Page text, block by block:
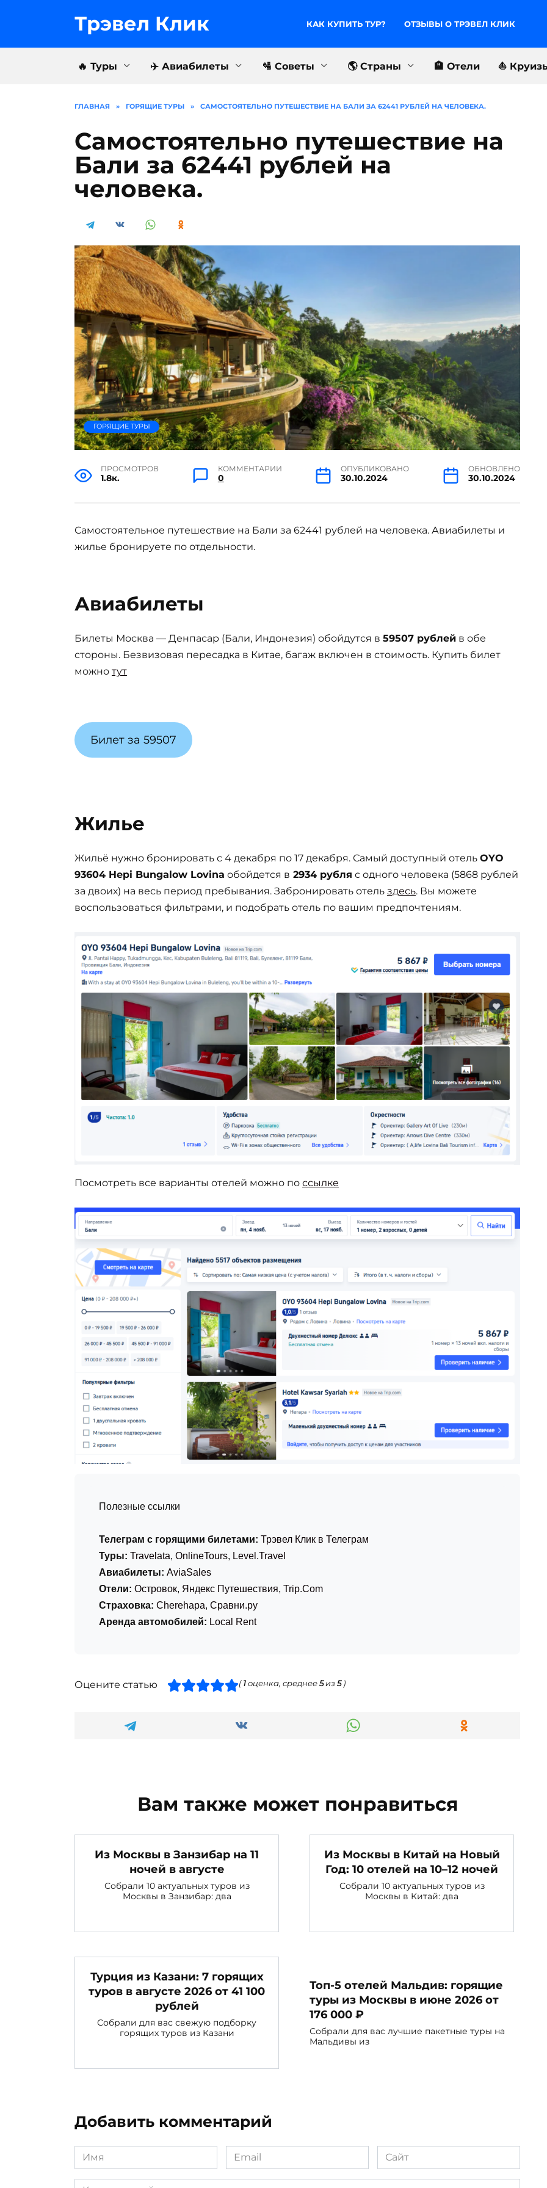
Трэвел Клик КАК КУПИТЬ ТУР? ОТЗЫВЫ О ТРЭВЕЛ КЛИК
🔥 Туры ✈️ Авиабилеты 🛂 Советы 🌎 Страны 🏨 Отели ⛵️
ГЛАВНАЯ » ГОРЯЩИЕ ТУРЫ » САМОСТОЯТЕЛЬНО ПУТЕШЕСТВИЕ НА БАЛИ ЗА 62441 РУБЛЕЙ НА ЧЕЛОВЕКА.
Самостоятельно путешествие на
Бали за 62441 рублей на
человека.
ГОРЯЩИЕ ТУРЫ
ПРОСМОТРОВ
1.8к.
КОММЕНТАРИИ
0
ОПУБЛИКОВАНО
30.10.2024
ОБНОВЛЕНО
30.10.2024
Самостоятельное путешествие на Бали за 62441 рублей на человека. Авиабилеты и
жилье бронируете по отдельности.
Авиабилеты
Билеты Москва — Денпасар (Бали, Индонезия) обойдутся в 59507 рублей в обе
стороны. Безвизовая пересадка в Китае, багаж включен в стоимость. Купить билет
можно тут
Билет за 59507
Жилье
Жильё нужно бронировать с 4 декабря по 17 декабря. Самый доступный отель OYO
93604 Hepi Bungalow Lovina обойдется в 2934 рубля с одного человека (5868 рублей
за двоих) на весь период пребывания. Забронировать отель здесь. Вы можете
воспользоваться фильтрами, и подобрать отель по вашим предпочтениям.
Посмотреть все варианты отелей можно по ссылке
Полезные ссылки
Телеграм с горящими билетами: Трэвел Клик в Телеграм
Туры: Travelata, OnlineTours, Level.Travel
Авиабилеты: AviaSales
Отели: Островок, Яндекс Путешествия, Trip.Com
Страховка: Cherehapa, Сравни.ру
Аренда автомобилей: Local Rent
Оцените статью ( 1оценка, среднее 5из 5)
Вам также может понравиться
Из Москвы в Занзибар на 11
ночей в августе
Собрали 10 актуальных туров из
Москвы в Занзибар: два
Из Москвы в Китай на Новый
Год: 10 отелей на 10–12 ночей
Собрали 10 актуальных туров из
Москвы в Китай: два
Турция из Казани: 7 горящих
туров в августе 2026 от 41 100
рублей
Собрали для вас свежую подборку
горящих туров из Казани
Топ-5 отелей Мальдив: горящие
туры из Москвы в июне 2026 от
176 000 ₽
Собрали для вас лучшие пакетные туры на
Мальдивы из
Добавить комментарий
Имя
Email
Сайт
Комментарий